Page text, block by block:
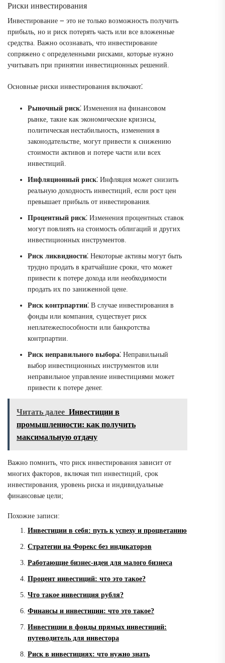
Риски инвестирования
Инвестирование ౼ это не только возможность получить
прибыль, но и риск потерять часть или все вложенные
средства. Важно осознавать, что инвестирование
сопряжено с определенными рисками, которые нужно
учитывать при принятии инвестиционных решений.
Основные риски инвестирования включают⁚
Рыночный риск⁚ Изменения на финансовом
рынке, такие как экономические кризисы,
политическая нестабильность, изменения в
законодательстве, могут привести к снижению
стоимости активов и потере части или всех
инвестиций.
Инфляционный риск⁚ Инфляция может снизить
реальную доходность инвестиций, если рост цен
превышает прибыль от инвестирования.
Процентный риск⁚ Изменения процентных ставок
могут повлиять на стоимость облигаций и других
инвестиционных инструментов.
Риск ликвидности⁚ Некоторые активы могут быть
трудно продать в кратчайшие сроки, что может
привести к потере дохода или необходимости
продать их по заниженной цене.
Риск контрпартии⁚ В случае инвестирования в
фонды или компания, существует риск
неплатежеспособности или банкротства
контрпартии.
Риск неправильного выбора⁚ Неправильный
выбор инвестиционных инструментов или
неправильное управление инвестициями может
привести к потере денег.
Читать далее Инвестиции в
промышленности: как получить
максимальную отдачу
Важно помнить, что риск инвестирования зависит от
многих факторов, включая тип инвестиций, срок
инвестирования, уровень риска и индивидуальные
финансовые цели;
Похожие записи:
Инвестиции в себя: путь к успеху и процветанию
Стратегии на Форекс без индикаторов
Работающие бизнес-идеи для малого бизнеса
Процент инвестиций: что это такое?
Что такое инвестиция рубля?
Финансы и инвестиции: что это такое?
Инвестиции в фонды прямых инвестиций:
путеводитель для инвестора
Риск в инвестициях: что нужно знать